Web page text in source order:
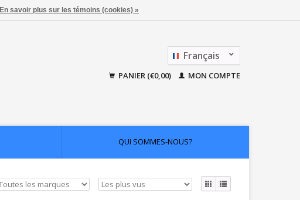
Français
Nederlands
PANIER (€0,00) MON COMPTE
QUI SOMMES-NOUS?
En savoir plus sur les témoins (cookies) »